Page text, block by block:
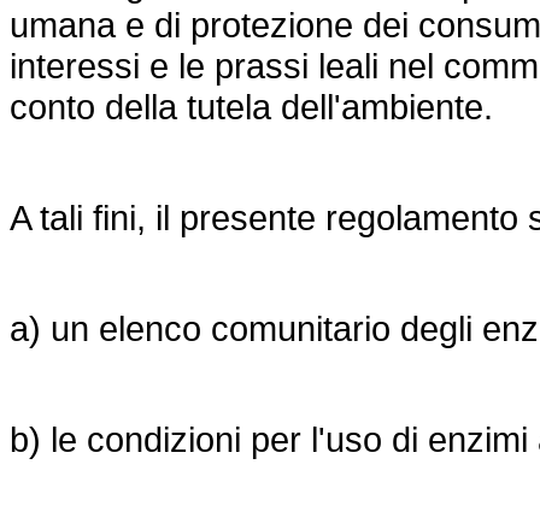
umana e di protezione dei
interessi e le prassi leali nel
conto della tutela dell'ambiente.
A tali fini, il presente regolamento
a) un elenco comunitario degli
b) le condizioni per l'uso di